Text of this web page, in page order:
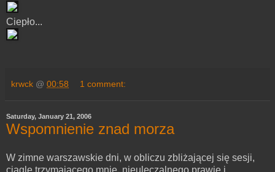
Ciepło...
krwck @ 00:58 1 comment:
Saturday, January 21, 2006
Wspomnienie znad morza
W zimne warszawskie dni, w obliczu zbliżającej się sesji,